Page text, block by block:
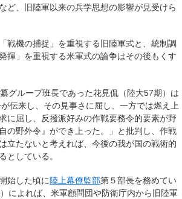
ど、旧陸軍以来の兵学思想の影響が見受けら
戦機の捕捉」を重視する旧陸軍式と、統制調
揮」を重視する米軍式の論争はその後もくす
グループ班長であった花見侃（陸大57期）は
が伝来し、その見事さに屈し、一方では燃え上
に屈し、反撥派好みの作戦要務令的要素が野
の野外令』ができ上った。」と批判し、作戦
立たないと考えれば、今後の我が国の戦術的
としている。
始した頃に陸上幕僚監部第５部長を務めてい
）によれば、米軍顧問団や防衛庁内から旧陸軍